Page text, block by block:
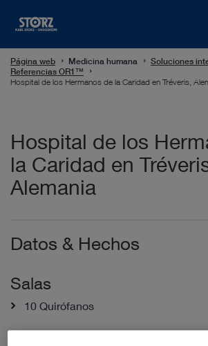
Página web Medicina humana
Soluciones
Referencias OR1™
Hospital de los Hermanos de la Caridad en Tréveris,
Hospital de los
la Caridad en
Alemania
Datos & Hechos
Salas
10 Quirófanos